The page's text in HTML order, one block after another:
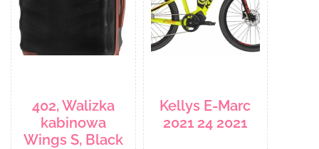
402, Walizka
kabinowa
Wings S, Black
Kellys E-Marc
2021 24 2021